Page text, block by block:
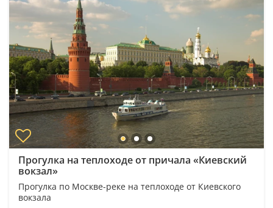
Прогулка на теплоходе от причала «Киевский
вокзал»
Прогулка по Москве-реке на теплоходе от Киевского
вокзала